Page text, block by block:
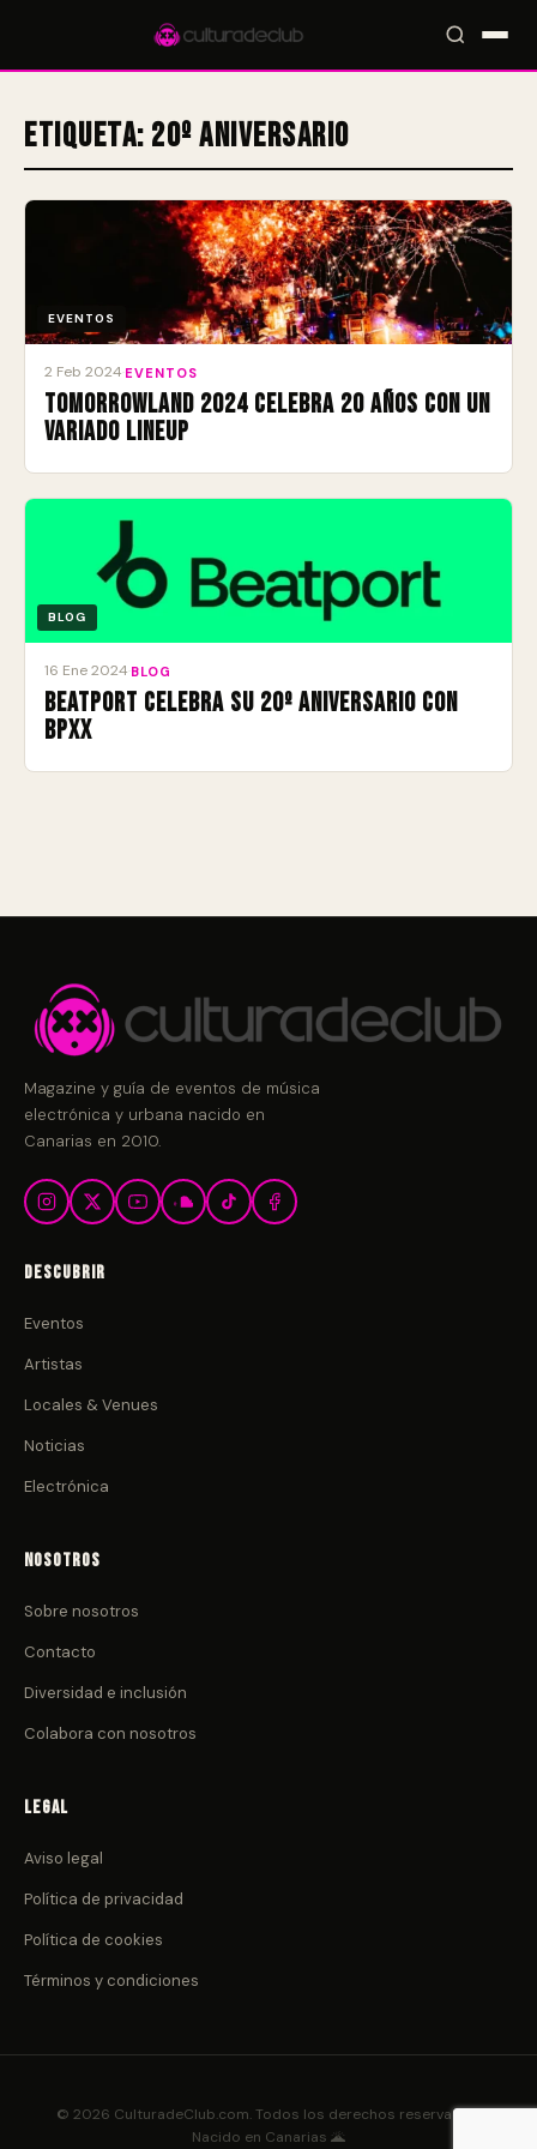
Accesos rápidos:🎪 Eventos🎤 Artistas📍 Locales📰 Magazine
Etiqueta: 20º aniversario
EVENTOS
2 Feb 2024 EVENTOS
Tomorrowland 2024 celebra 20 años con un
variado lineup
BLOG
16 Ene 2024 BLOG
Beatport celebra su 20º aniversario con
BPXX
Magazine y guía de eventos de música
electrónica y urbana nacido en
Canarias en 2010.
Descubrir
Eventos
Artistas
Locales & Venues
Noticias
Electrónica
Nosotros
Sobre nosotros
Contacto
Diversidad e inclusión
Colabora con nosotros
Legal
Aviso legal
Política de privacidad
Política de cookies
Términos y condiciones
© 2026 CulturadeClub.com. Todos los derechos reservados.
Nacido en Canarias 🌋